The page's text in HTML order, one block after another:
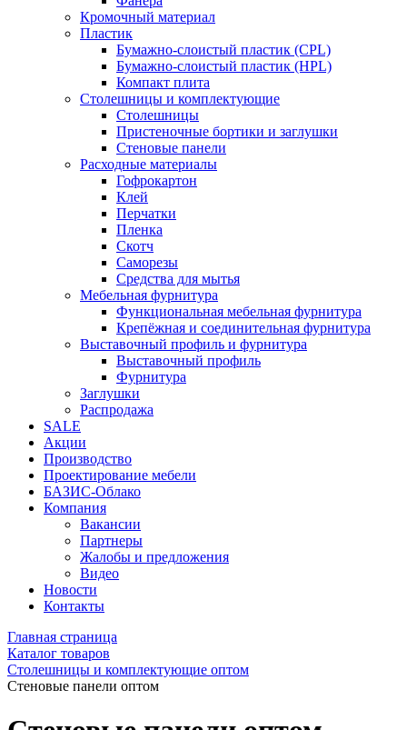
Кромочный материал
Пластик
Бумажно-слоистый пластик (CPL)
Бумажно-слоистый пластик (HPL)
Компакт плита
Столешницы и комплектующие
Столешницы
Пристеночные бортики и заглушки
Стеновые панели
Расходные материалы
Гофрокартон
Клей
Перчатки
Пленка
Скотч
Саморезы
Средства для мытья
Мебельная фурнитура
Функциональная мебельная фурнитура
Крепёжная и соединительная фурнитура
Выставочный профиль и фурнитура
Выставочный профиль
Фурнитура
Заглушки
Распродажа
SALE
Акции
Производство
Проектирование мебели
БАЗИС-Облако
Компания
Вакансии
Партнеры
Жалобы и предложения
Видео
Новости
Контакты
Главная страница
Каталог товаров
Столешницы и комплектующие оптом
Стеновые панели оптом